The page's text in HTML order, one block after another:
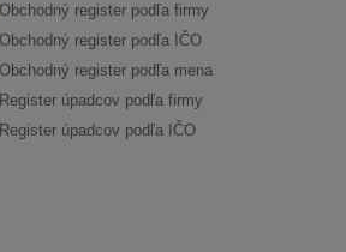
Obchodný register podľa firmy
Obchodný register podľa IČO
Obchodný register podľa mena
Register úpadcov podľa firmy
Register úpadcov podľa IČO